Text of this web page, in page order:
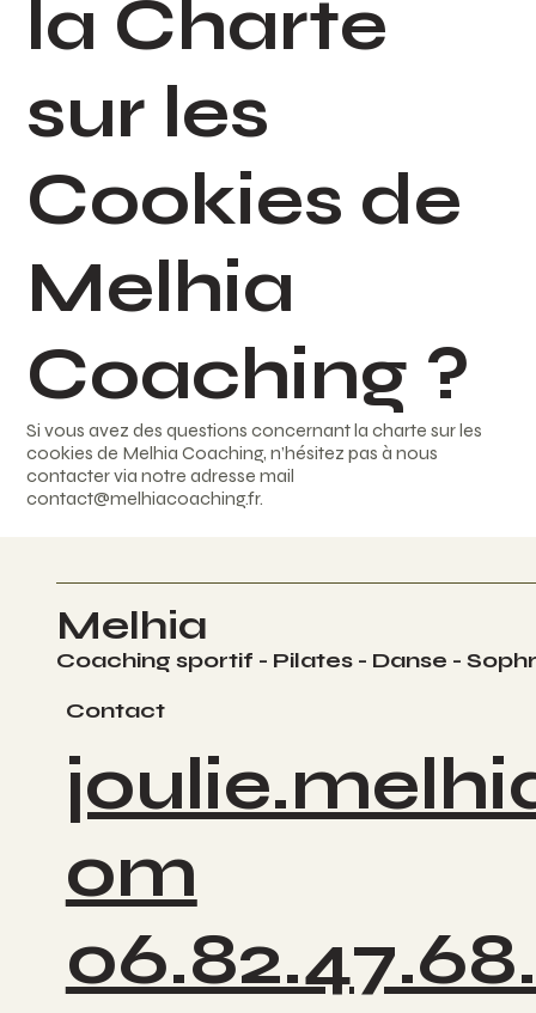
la Charte
sur les
Cookies de
Melhia
Coaching ?
Si vous avez des questions concernant la charte sur les
cookies de Melhia Coaching, n’hésitez pas à nous
contacter via notre adresse mail
contact@melhiacoaching.fr.
Melhia
Coaching sportif - Pilates - Danse -
Contact
om